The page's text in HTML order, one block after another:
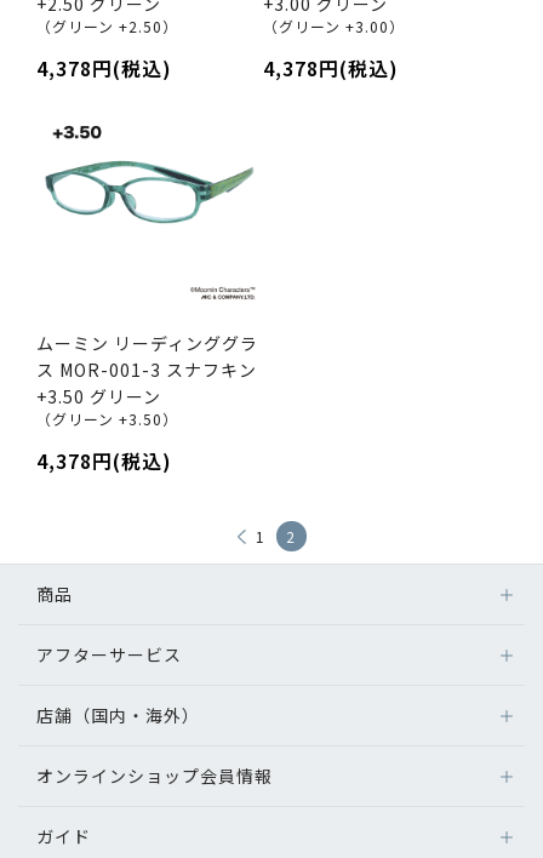
（グリーン +2.50）
4,378円(税込)
（グリーン +3.00）
4,378円(税込)
ムーミン リーディンググラ
ス MOR-001-3 スナフキン
+3.50 グリーン
（グリーン +3.50）
4,378円(税込)
1 2
商品
アフターサービス
店舗（国内・海外）
オンラインショップ会員情報
ガイド